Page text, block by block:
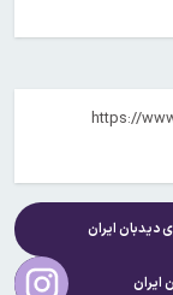
دیدبان ایران
ایران